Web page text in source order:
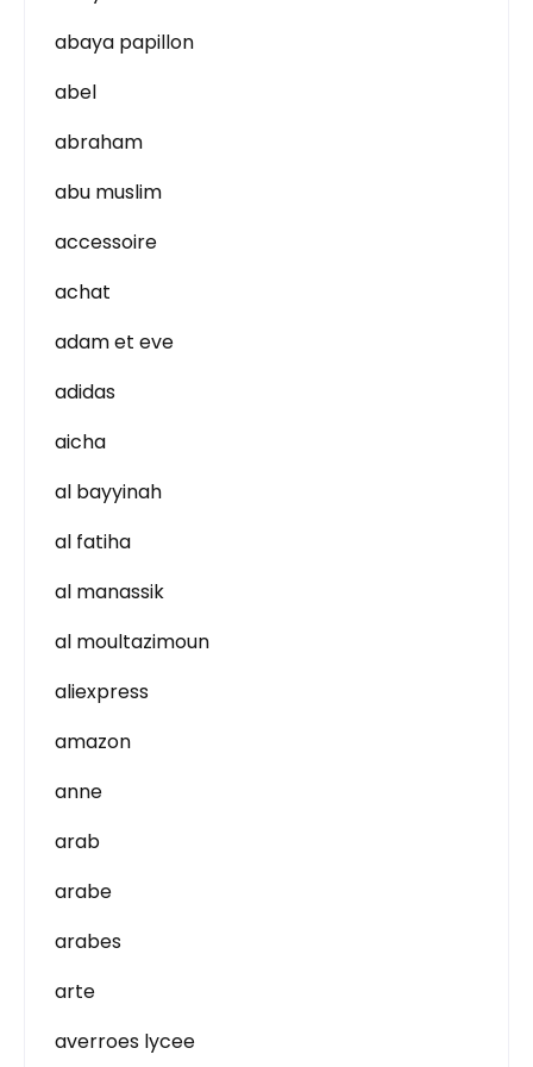
abaya papillon
abel
abraham
abu muslim
accessoire
achat
adam et eve
adidas
aicha
al bayyinah
al fatiha
al manassik
al moultazimoun
aliexpress
amazon
anne
arab
arabe
arabes
arte
averroes lycee